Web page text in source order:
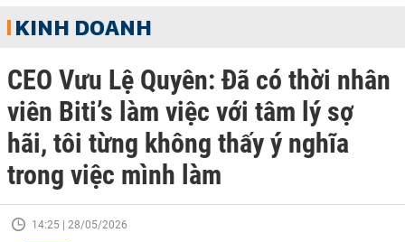
KINH DOANH
CEO Vưu Lệ Quyên: Đã có thời nhân
viên Biti’s làm việc với tâm lý sợ
hãi, tôi từng không thấy ý nghĩa
trong việc mình làm
14:25 | 28/05/2026